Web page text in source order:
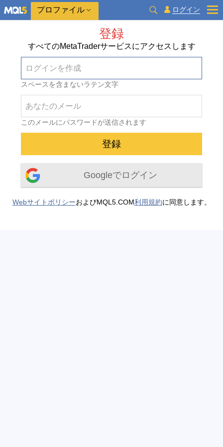
プロファイル ログイン
登録
すべてのMetaTraderサービスにアクセスします
スペースを含まないラテン文字
このメールにパスワードが送信されます
Googleでログイン
WebサイトポリシーおよびMQL5.COM利用規約に同意します。